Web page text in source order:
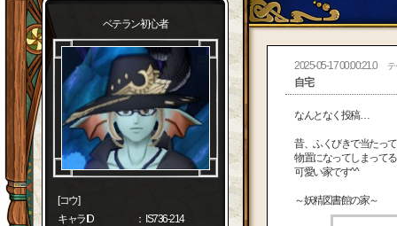
ベテラン初心者
[コウ]
キャラID
： IS736-214
2025-05-17 00:00:21.0 テ
自宅
なんとなく投稿…
昔、ふくびきで当たっ
物置になってしまって
可愛い家です^^
～妖精図書館の家～